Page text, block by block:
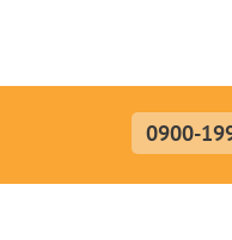
0900-